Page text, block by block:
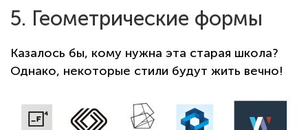
5. Геометрические формы
Казалось бы, кому нужна эта старая школа?
Однако, некоторые стили будут жить вечно!